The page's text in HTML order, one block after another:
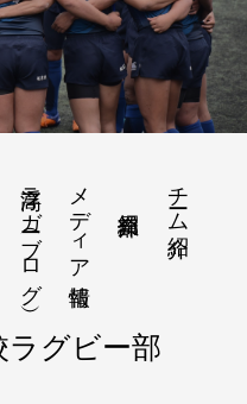
チーム紹介
メディア情報
浮高ラガー（ブログ）
ラグビー部